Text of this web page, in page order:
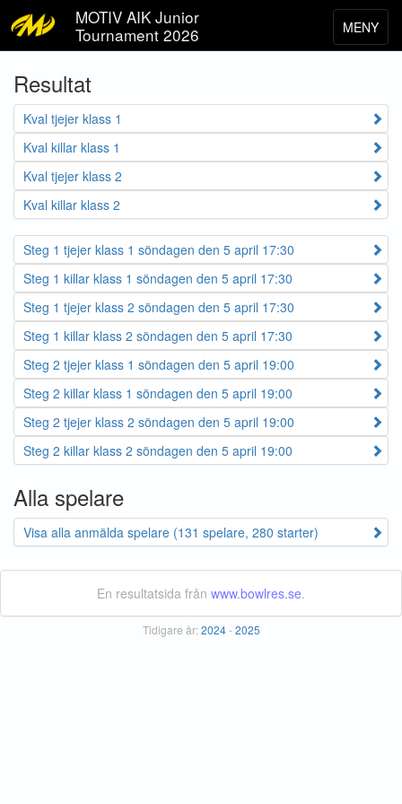
MENY
Toggle
MOTIV AIK Junior
Tournament 2026
Resultat
Kval tjejer klass 1
Kval killar klass 1
Kval tjejer klass 2
Kval killar klass 2
Steg 1 tjejer klass 1 söndagen den 5 april 17:30
Steg 1 killar klass 1 söndagen den 5 april 17:30
Steg 1 tjejer klass 2 söndagen den 5 april 17:30
Steg 1 killar klass 2 söndagen den 5 april 17:30
Steg 2 tjejer klass 1 söndagen den 5 april 19:00
Steg 2 killar klass 1 söndagen den 5 april 19:00
Steg 2 tjejer klass 2 söndagen den 5 april 19:00
Steg 2 killar klass 2 söndagen den 5 april 19:00
Alla spelare
Visa alla anmälda spelare (131 spelare, 280 starter)
En resultatsida från www.bowlres.se.
Tidigare år:2024-2025